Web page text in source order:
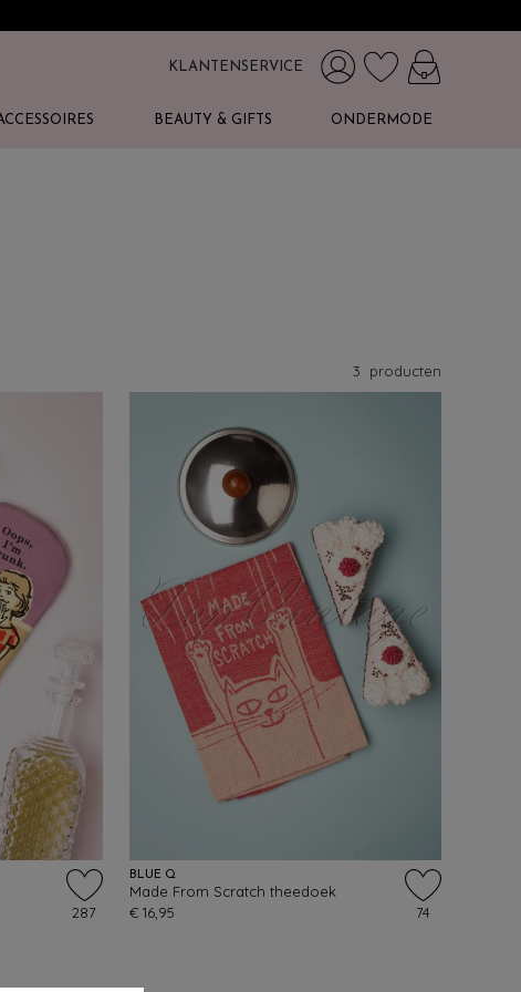
KLANTENSERVICE
BEAUTY & GIFTS ONDERMODE
3 producten
287
BLUE Q
Made From Scratch theedoek
€ 16,95
74